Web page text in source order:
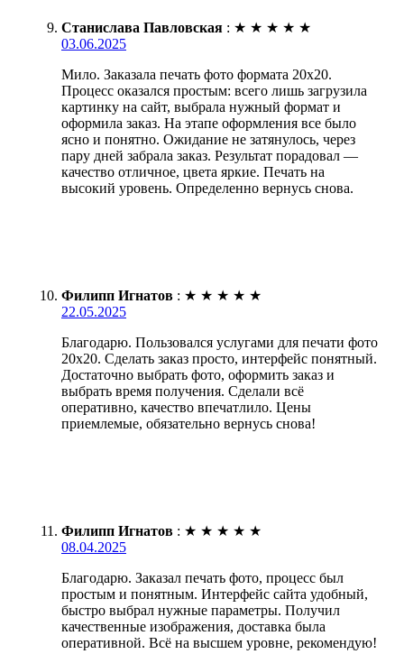
Станислава Павловская : ★ ★ ★ ★ ★
03.06.2025
Мило. Заказала печать фото формата 20х20.
Процесс оказался простым: всего лишь загрузила
картинку на сайт, выбрала нужный формат и
оформила заказ. На этапе оформления все было
ясно и понятно. Ожидание не затянулось, через
пару дней забрала заказ. Результат порадовал —
качество отличное, цвета яркие. Печать на
высокий уровень. Определенно вернусь снова.
Филипп Игнатов : ★ ★ ★ ★ ★
22.05.2025
Благодарю. Пользовался услугами для печати фото
20х20. Сделать заказ просто, интерфейс понятный.
Достаточно выбрать фото, оформить заказ и
выбрать время получения. Сделали всё
оперативно, качество впечатлило. Цены
приемлемые, обязательно вернусь снова!
Филипп Игнатов : ★ ★ ★ ★ ★
08.04.2025
Благодарю. Заказал печать фото, процесс был
простым и понятным. Интерфейс сайта удобный,
быстро выбрал нужные параметры. Получил
качественные изображения, доставка была
оперативной. Всё на высшем уровне, рекомендую!